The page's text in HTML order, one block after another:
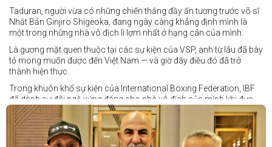
Taduran, người vừa có những chiến thắng đầy ấn tượng trước võ sĩ
Nhật Bản Ginjiro Shigeoka, đang ngày càng khẳng định mình là
một trong những nhà vô địch lì lợm nhất ở hạng cân của mình.
Là gương mặt quen thuộc tại các sự kiện của VSP, anh từ lâu đã bày
tỏ mong muốn được đến Việt Nam — và giờ đây điều đó đã trở
thành hiện thực.
Trong khuôn khổ sự kiện của International Boxing Federation, IBF
đã dành sự đãi ngộ xứng đáng cho nhà vô địch của mình khi đưa
Taduran đến Việt Nam bằng vé hạng thương gia.
Một chuyến đi hoàn toàn xứng đáng cho một “chiến binh đường xa”
thực thụ